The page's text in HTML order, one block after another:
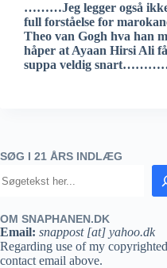
………Jeg legger også
full forståelse for
Theo van Gogh hva han
håper at Ayaan Hirsi Ali
suppa veldig
SØG I 21 ÅRS INDLÆG
OM SNAPHANEN.DK
Email: snappost [at] yahoo.dk
Regarding use of my
contact email above.